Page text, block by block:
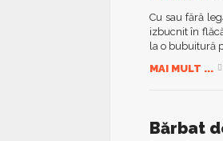
Cu sau fără
izbucnit în
la o bubuitură
MAI MULT ...
Bărbat